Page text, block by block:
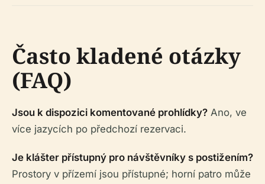
Často kladené otázky
(FAQ)
Jsou k dispozici komentované prohlídky? Ano, ve
více jazycích po předchozí rezervaci.
Je klášter přístupný pro návštěvníky s postižením?
Prostory v přízemí jsou přístupné; horní patro může